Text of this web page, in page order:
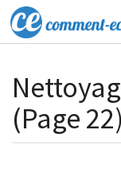
(Page 22)